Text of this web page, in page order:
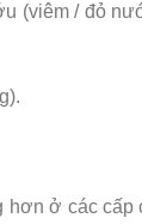
(viêm / đỏ
hơn ở các cấp